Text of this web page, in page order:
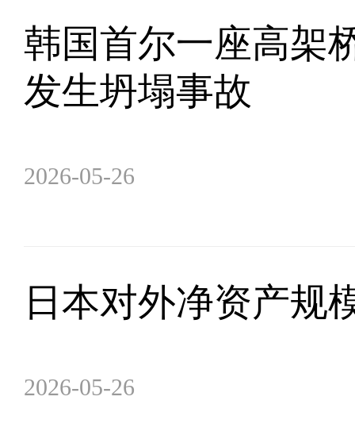
韩国首尔一座高架
发生坍塌事故
2026-05-26
日本对外净资产规
2026-05-26